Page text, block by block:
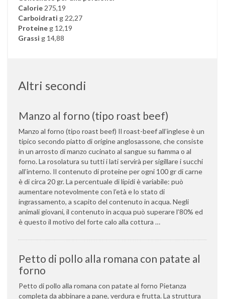
Calorie 275,19
Carboidrati g 22,27
Proteine g 12,19
Grassi g 14,88
Altri secondi
Manzo al forno (tipo roast beef)
Manzo al forno (tipo roast beef) Il roast-beef all’inglese è un
tipico secondo piatto di origine anglosassone, che consiste
in un arrosto di manzo cucinato al sangue su fiamma o al
forno. La rosolatura su tutti i lati servirà per sigillare i succhi
all’interno. Il contenuto di proteine per ogni 100 gr di carne
è di circa 20 gr. La percentuale di lipidi è variabile: può
aumentare notevolmente con l’età e lo stato di
ingrassamento, a scapito del contenuto in acqua. Negli
animali giovani, il contenuto in acqua può superare l’80% ed
è questo il motivo del forte calo alla cottura …
Petto di pollo alla romana con patate al
forno
Petto di pollo alla romana con patate al forno Pietanza
completa da abbinare a pane, verdura e frutta. La struttura